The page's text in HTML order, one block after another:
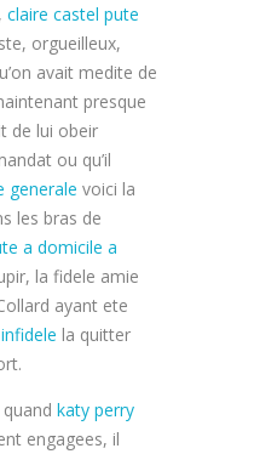
claire castel pute
orgueilleux,
avait medite de
presque
de lui obeir
ou qu’il
generale voici la
les bras de
a domicile a
la fidele amie
ayant ete
la quitter
quand katy perry
engagees, il